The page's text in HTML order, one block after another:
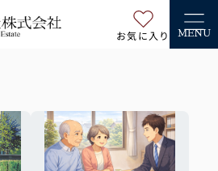
お気に入り MENU